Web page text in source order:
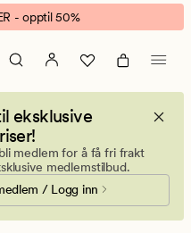
- opptil 50%
eksklusive
medlem for å få fri frakt
medlemstilbud.
/ Logg inn